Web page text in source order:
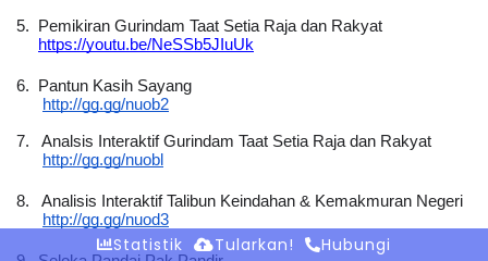
5.  Pemikiran Gurindam Taat Setia Raja dan Rakyat
https://youtu.be/NeSSb5JIuUk
6.  Pantun Kasih Sayang
http://gg.gg/nuob2
7.   Analsis Interaktif Gurindam Taat Setia Raja dan Rakyat
http://gg.gg/nuobl
8.   Analisis Interaktif Talibun Keindahan & Kemakmuran Negeri
http://gg.gg/nuod3
Statistik Tularkan! Hubungi